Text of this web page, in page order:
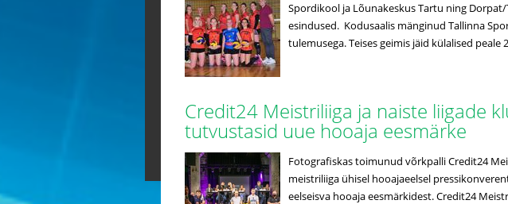
Spordikool ja Lõunakeskus Tartu ning
esindused. Kodusaalis mänginud Tallinna
tulemusega. Teises geimis jäid külalised peale
Credit24 Meistriliiga ja naiste liigade
tutvustasid uue hooaja eesmärke
Fotografiskas toimunud võrkpalli Credit24
meistriliiga ühisel hooajaeelsel
eelseisva hooaja eesmärkidest. Credit24